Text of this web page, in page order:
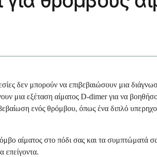
δεν μπορούν να επιβεβαιώσουν μια
μια εξέταση αίματος D-dimer για να
ενός θρόμβου, όπως ένα διπλό
αίματος στο πόδι σας και τα συμπτώματά
επείγοντα.